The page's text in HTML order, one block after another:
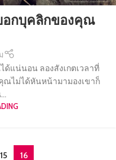
กบุคลิกของคุณ
แน่นอน ลองสังเกตเวลาที่
ไม่ได้หันหน้ามามองเขาก็
15 16